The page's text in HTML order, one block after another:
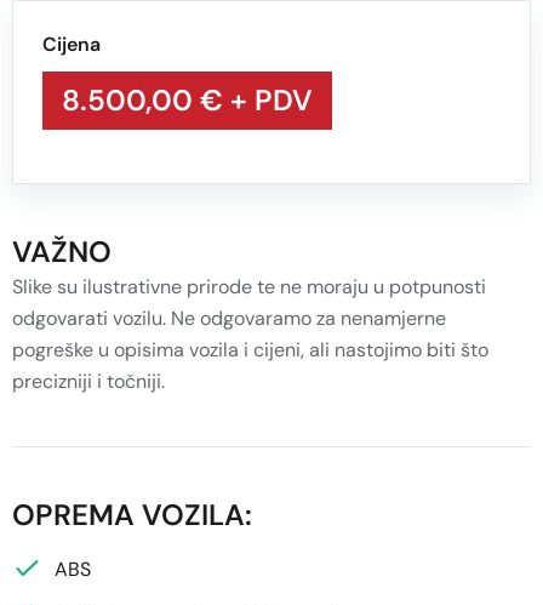
Cijena
8.500,00 € + PDV
VAŽNO
Slike su ilustrativne prirode te ne moraju u potpunosti
odgovarati vozilu. Ne odgovaramo za nenamjerne
pogreške u opisima vozila i cijeni, ali nastojimo biti što
precizniji i točniji.
OPREMA VOZILA:
ABS